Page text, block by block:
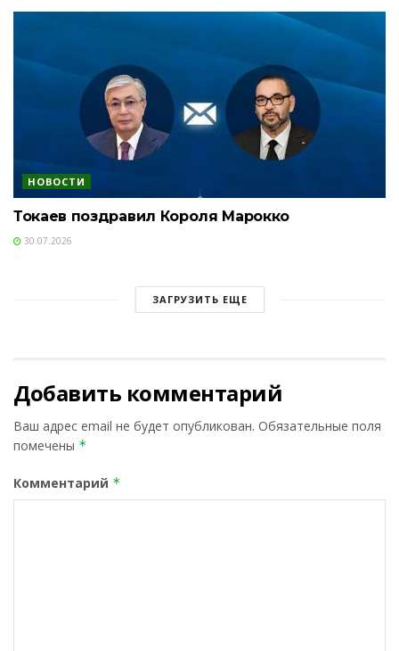
НОВОСТИ
Токаев поздравил Короля Марокко
30.07.2026
ЗАГРУЗИТЬ ЕЩЕ
Добавить комментарий
Ваш адрес email не будет опубликован. Обязательные поля
помечены *
Комментарий *